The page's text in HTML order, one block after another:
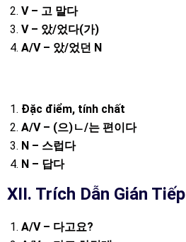
V – 고 말다
V – 았/었다(가)
A/V – 았/었던 N
Đặc điểm, tính chất
A/V – (으)ㄴ/는 편이다
N – 스럽다
N – 답다
XII. Trích Dẫn Gián Tiếp
A/V – 다고요?